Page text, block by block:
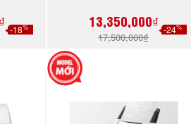
-18% 13,350,000₫
17,500,000₫
-24%